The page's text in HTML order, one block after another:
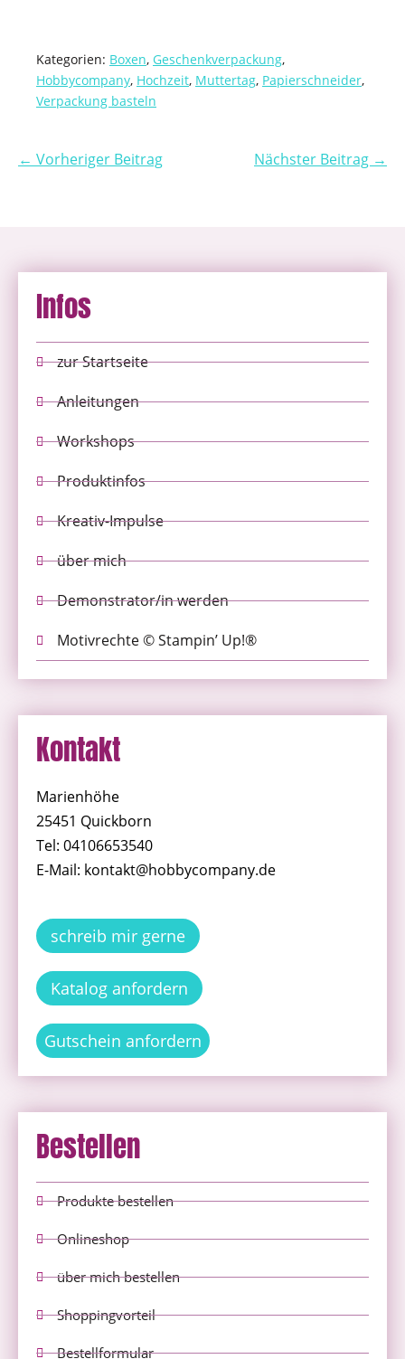
Kategorien: Boxen, Geschenkverpackung,
Hobbycompany, Hochzeit, Muttertag, Papierschneider,
Verpackung basteln
← Vorheriger Beitrag Nächster Beitrag →
Infos
zur Startseite
Anleitungen
Workshops
Produktinfos
Kreativ-Impulse
über mich
Demonstrator/in werden
Motivrechte © Stampin’ Up!®
Kontakt
Marienhöhe
25451 Quickborn
Tel: 04106653540
E-Mail: kontakt@hobbycompany.de
schreib mir gerne
Katalog anfordern
Gutschein anfordern
Bestellen
Produkte bestellen
Onlineshop
über mich bestellen
Shoppingvorteil
Bestellformular